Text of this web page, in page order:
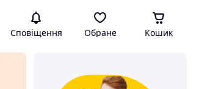
Сповіщення Обране Кошик